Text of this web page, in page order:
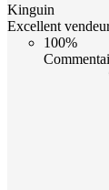
Kinguin
Excellent
100%